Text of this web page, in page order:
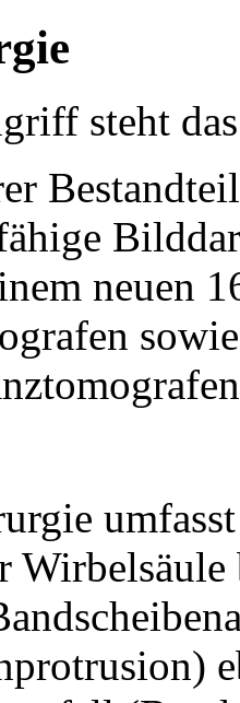
steht
neuen